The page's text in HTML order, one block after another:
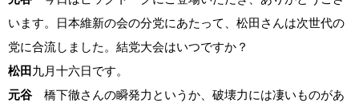
います。日本維新の会の分党にあたって、松田さんは次世代の
党に合流しました。結党大会はいつですか？
松田 九月十六日です。
元谷 橋下徹さんの瞬発力というか、破壊力には凄いものがあ